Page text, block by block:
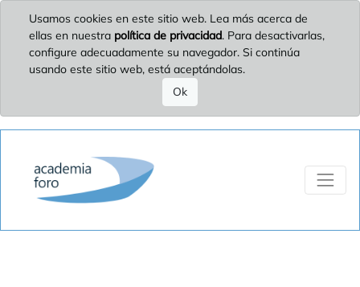
Usamos cookies en este sitio web. Lea más acerca de
ellas en nuestra política de privacidad. Para desactivarlas,
configure adecuadamente su navegador. Si continúa
usando este sitio web, está aceptándolas.
Ok